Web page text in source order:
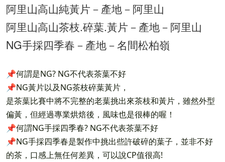
阿里山高山純黃片－產地－阿里山
阿里山高山茶枝.碎葉.黃片－產地－阿里山
NG手採四季春－產地－名間松柏嶺
📌何謂是NG? NG不代表茶葉不好
📌NG黃片以及NG茶枝碎葉黃片，
是茶葉比賽中將不完整的老葉挑出來茶枝和黃片，雖然外型
偏黃，但經過專業烘焙後，風味也是很棒的喔！
📌何謂NG手採四季春? NG不代表茶葉不好
📌NG手採四季春是製作中挑出些許破碎的葉子，並非不好
的茶，口感上無任何差異，可以說CP值很高!